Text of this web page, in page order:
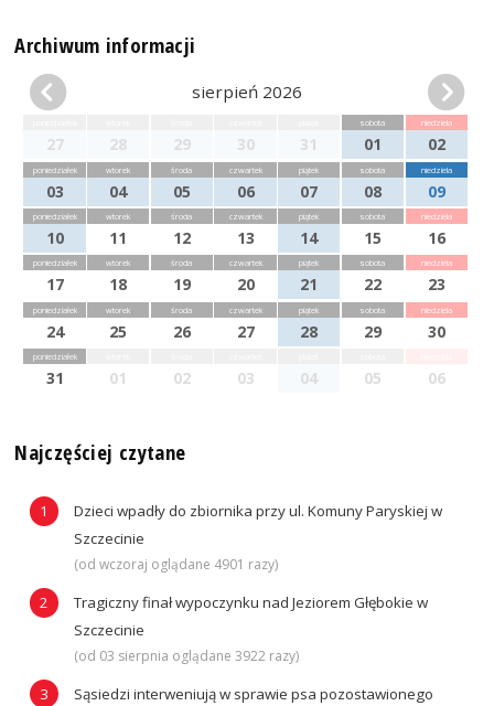
Archiwum informacji
sierpień 2026
27 28 29 30 31
sobota
01
niedziela
02
poniedziałek
03
wtorek
04
środa
05
czwartek
06
piątek
07
sobota
08
niedziela
09
poniedziałek
10
wtorek
11
środa
12
czwartek
13
piątek
14
sobota
15
niedziela
16
poniedziałek
17
wtorek
18
środa
19
czwartek
20
piątek
21
sobota
22
niedziela
23
poniedziałek
24
wtorek
25
środa
26
czwartek
27
piątek
28
sobota
29
niedziela
30
poniedziałek
31 01 02 03 04 05 06
Najczęściej czytane
Dzieci wpadły do zbiornika przy ul. Komuny Paryskiej w
Szczecinie
(od wczoraj oglądane 4901 razy)
Tragiczny finał wypoczynku nad Jeziorem Głębokie w
Szczecinie
(od 03 sierpnia oglądane 3922 razy)
Sąsiedzi interweniują w sprawie psa pozostawionego